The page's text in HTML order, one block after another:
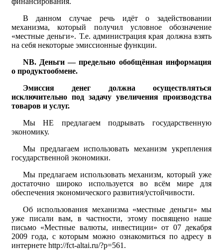
В данном случае речь идёт о задействовании
механизма, который получил условное обозначение
«местные деньги». Т.е. администрация края должна взять
на себя некоторые эмиссионные функции.
NB. Деньги — предельно обобщённая информация
о продуктообмене.
Эмиссия денег должна осуществляться
исключительно под задачу увеличения производства
товаров и услуг.
Мы НЕ предлагаем подрывать государственную
экономику.
Мы предлагаем использовать механизм укрепления
государственной экономики.
Мы предлагаем использовать механизм, который уже
достаточно широко используется во всём мире для
обеспечения экономического развития/устойчивости.
Об использования механизма «местные деньги» мы
уже писали вам, в частности, этому посвящено наше
письмо «Местные валюты, инвестиции» от 07 декабря
2009 года, с которым можно ознакомиться по адресу в
интернете http://fct-altai.ru/?p=561.